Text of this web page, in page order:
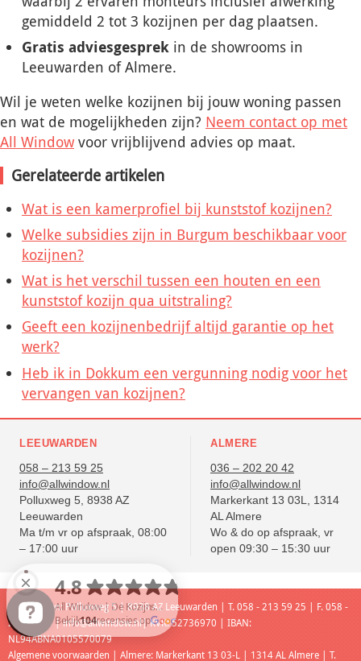
gemiddeld 2 tot 3 kozijnen per dag plaatsen.
Gratis adviesgesprek in de showrooms in
Leeuwarden of Almere.
Wil je weten welke kozijnen bij jouw woning passen
en wat de mogelijkheden zijn? Neem contact op met
All Window voor vrijblijvend advies op maat.
Gerelateerde artikelen
Wat is een kamerprofiel bij kunststof kozijnen?
Welke subsidies zijn in Burgum beschikbaar voor
kozijnen?
Wat is het verschil tussen een houten en een
kunststof kozijn qua uitstraling?
Geeft een kozijnenbedrijf altijd garantie op het
werk?
Heb ik in Dokkum een vergunning nodig voor het
vervangen van kozijnen?
LEEUWARDEN
058 – 213 59 25
info@allwindow.nl
Polluxweg 5, 8938 AZ
Leeuwarden
Ma t/m vr op afspraak, 08:00
– 17:00 uur
ALMERE
036 – 202 20 42
info@allwindow.nl
Markerkant 13 03L, 1314
AL Almere
Wo & do op afspraak, vr
open 09:30 – 15:30 uur
Leeuwarden: Polluxweg 5 | 8938 AZ Leeuwarden | T. 058 - 213 59 25 | F. 058 -
213 59 85 |info@allwindow.nl| KVK: 52736970 | IBAN:
NL94ABNA0105570079
Algemene voorwaarden | Almere: Markerkant 13 03-L | 1314 AL Almere | T.
All Window | De Kozijnspecialist Bekijk 104 recensies op Google